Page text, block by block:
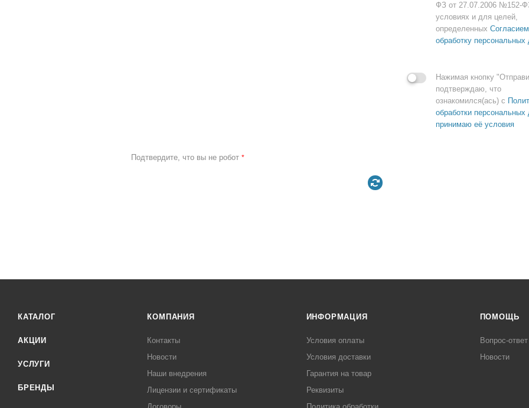
ФЗ от 27.07.2006 №152-
условиях и для целей,
определенных
обработку персональных
Нажимая кнопку
подтверждаю, что
ознакомился(ась) с
обработки персональных
принимаю её условия
Подтвердите, что вы не робот *
КАТАЛОГ
АКЦИИ
УСЛУГИ
БРЕНДЫ
КОМПАНИЯ
Контакты
Новости
Наши внедрения
Лицензии и сертификаты
ИНФОРМАЦИЯ
Условия оплаты
Условия доставки
Гарантия на товар
Реквизиты
ПОМОЩЬ
Вопрос-ответ
Новости